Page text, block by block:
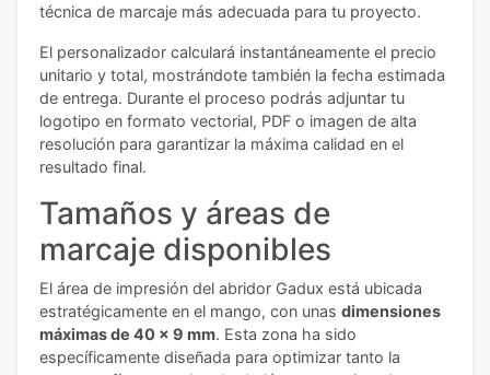
técnica de marcaje más adecuada para tu proyecto.
El personalizador calculará instantáneamente el precio
unitario y total, mostrándote también la fecha estimada
de entrega. Durante el proceso podrás adjuntar tu
logotipo en formato vectorial, PDF o imagen de alta
resolución para garantizar la máxima calidad en el
resultado final.
Tamaños y áreas de
marcaje disponibles
El área de impresión del abridor Gadux está ubicada
estratégicamente en el mango, con unas dimensiones
máximas de 40 x 9 mm. Esta zona ha sido
específicamente diseñada para optimizar tanto la